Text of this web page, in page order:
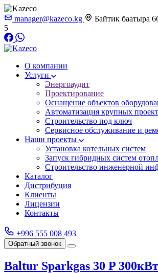
manager@kazeco.kg
Байтик баатыра
5
О компании
Услуги
Энергоаудит
Проектирование
Оснащение объектов
Автоматизация крупных
Строительство под ключ
Сервисное обслуживание и
Наши проекты
Установка котельных систем
Запуск гибридных систем
Строительство инженерной
Каталог
Дистрибуция
Клиенты
Лицензии
Контакты
+996 555 008 493
Обратный звонок
Baltur Sparkgas 30 P 300кВт